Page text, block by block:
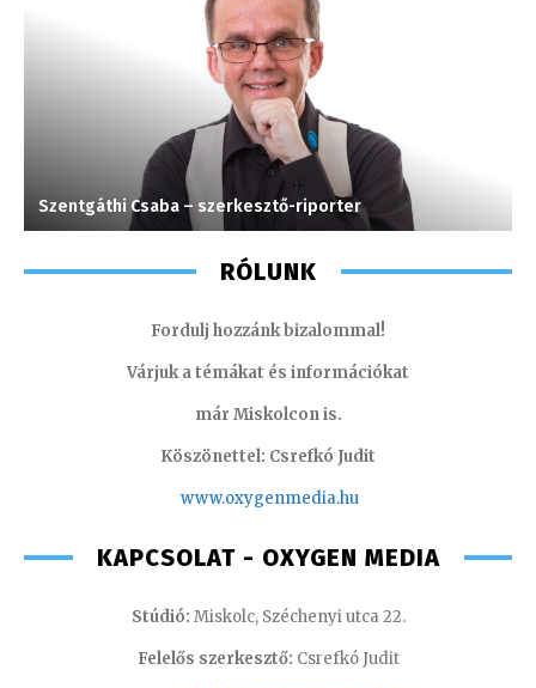
Szentgáthi Csaba – szerkesztő-riporter
RÓLUNK
Fordulj hozzánk bizalommal!
Várjuk a témákat és információkat
már Miskolcon is.
Köszönettel: Csrefkó Judit
www.oxygenmedia.hu
KAPCSOLAT - OXYGEN MEDIA
Stúdió: Miskolc, Széchenyi utca 22.
Felelős szerkesztő: Csrefkó Judit